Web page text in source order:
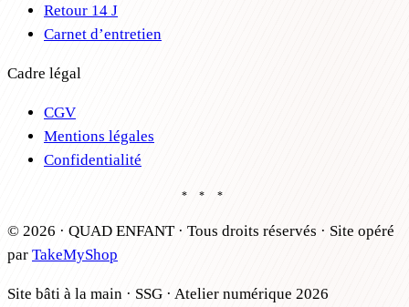
Retour 14 J
Carnet d’entretien
Cadre légal
CGV
Mentions légales
Confidentialité
* * *
© 2026 · QUAD ENFANT · Tous droits réservés · Site opéré
par TakeMyShop
Site bâti à la main · SSG · Atelier numérique 2026